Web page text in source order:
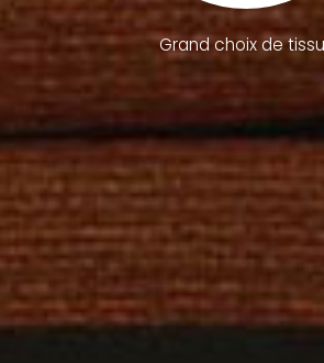
Grand choix de